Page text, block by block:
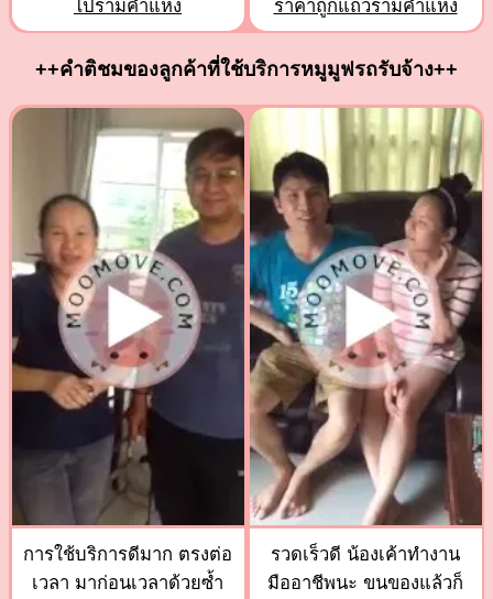
ไปรามคำแหง
ราคาถูกแถวรามคำแหง
++คำติชมของลูกค้าที่ใช้บริการหมูมูฟรถรับจ้าง++
การใช้บริการดีมาก ตรงต่อ
เวลา มาก่อนเวลาด้วยซ้ำ
รวดเร็วดี น้องเค้าทำงาน
มืออาชีพนะ ขนของแล้วก็